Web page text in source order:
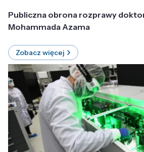
Publiczna obrona rozprawy
Mohammada Azama
Zobacz więcej